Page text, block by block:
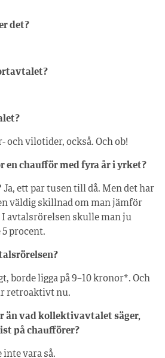
det?
och vilotider, också. Och ob!
en chaufför med fyra år i yrket?
Ja, ett par tusen till då. Men det har
väldig skillnad om man jämför
I avtalsrörelsen skulle man ju
5 procent.
borde ligga på 9–10 kronor*. Och
retroaktivt nu.
än vad kollektivavtalet säger,
på chaufförer?
inte vara så.